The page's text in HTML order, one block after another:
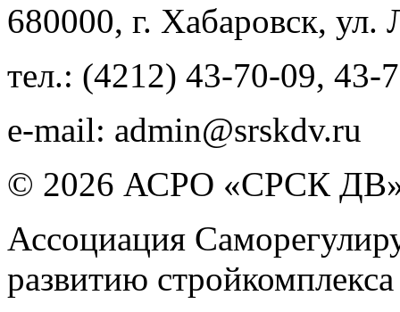
680000, г. Хабаровск, ул.
тел.: (4212) 43-70-09, 43-
e-mail: admin@srskdv.ru
© 2026 АСРО «СРСК
Ассоциация
развитию